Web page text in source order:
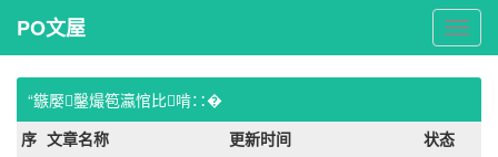
PO
文
屋
PO文屋
“鏃嬮鑿熶笣瀛悺比啃∷�
序 文章名称 更新时间 状态